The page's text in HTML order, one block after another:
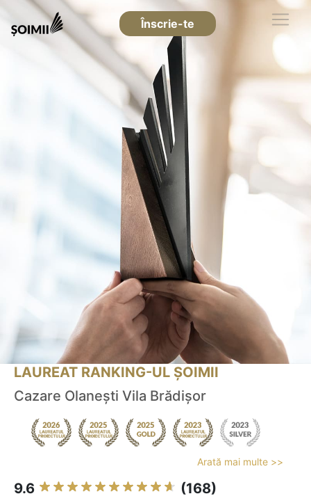
Înscrie-te
LAUREAT RANKING-UL ȘOIMII
Cazare Olanești Vila Brădișor
Arată mai multe >>
9.6 (168)